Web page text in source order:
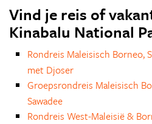
Vind je reis of
Kinabalu National
Rondreis Maleisisch Borneo,
met Djoser
Groepsrondreis Maleisisch
Sawadee
Rondreis West-Maleisië &